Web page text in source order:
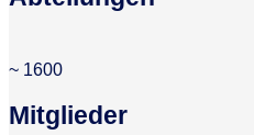
~ 1600
Mitglieder